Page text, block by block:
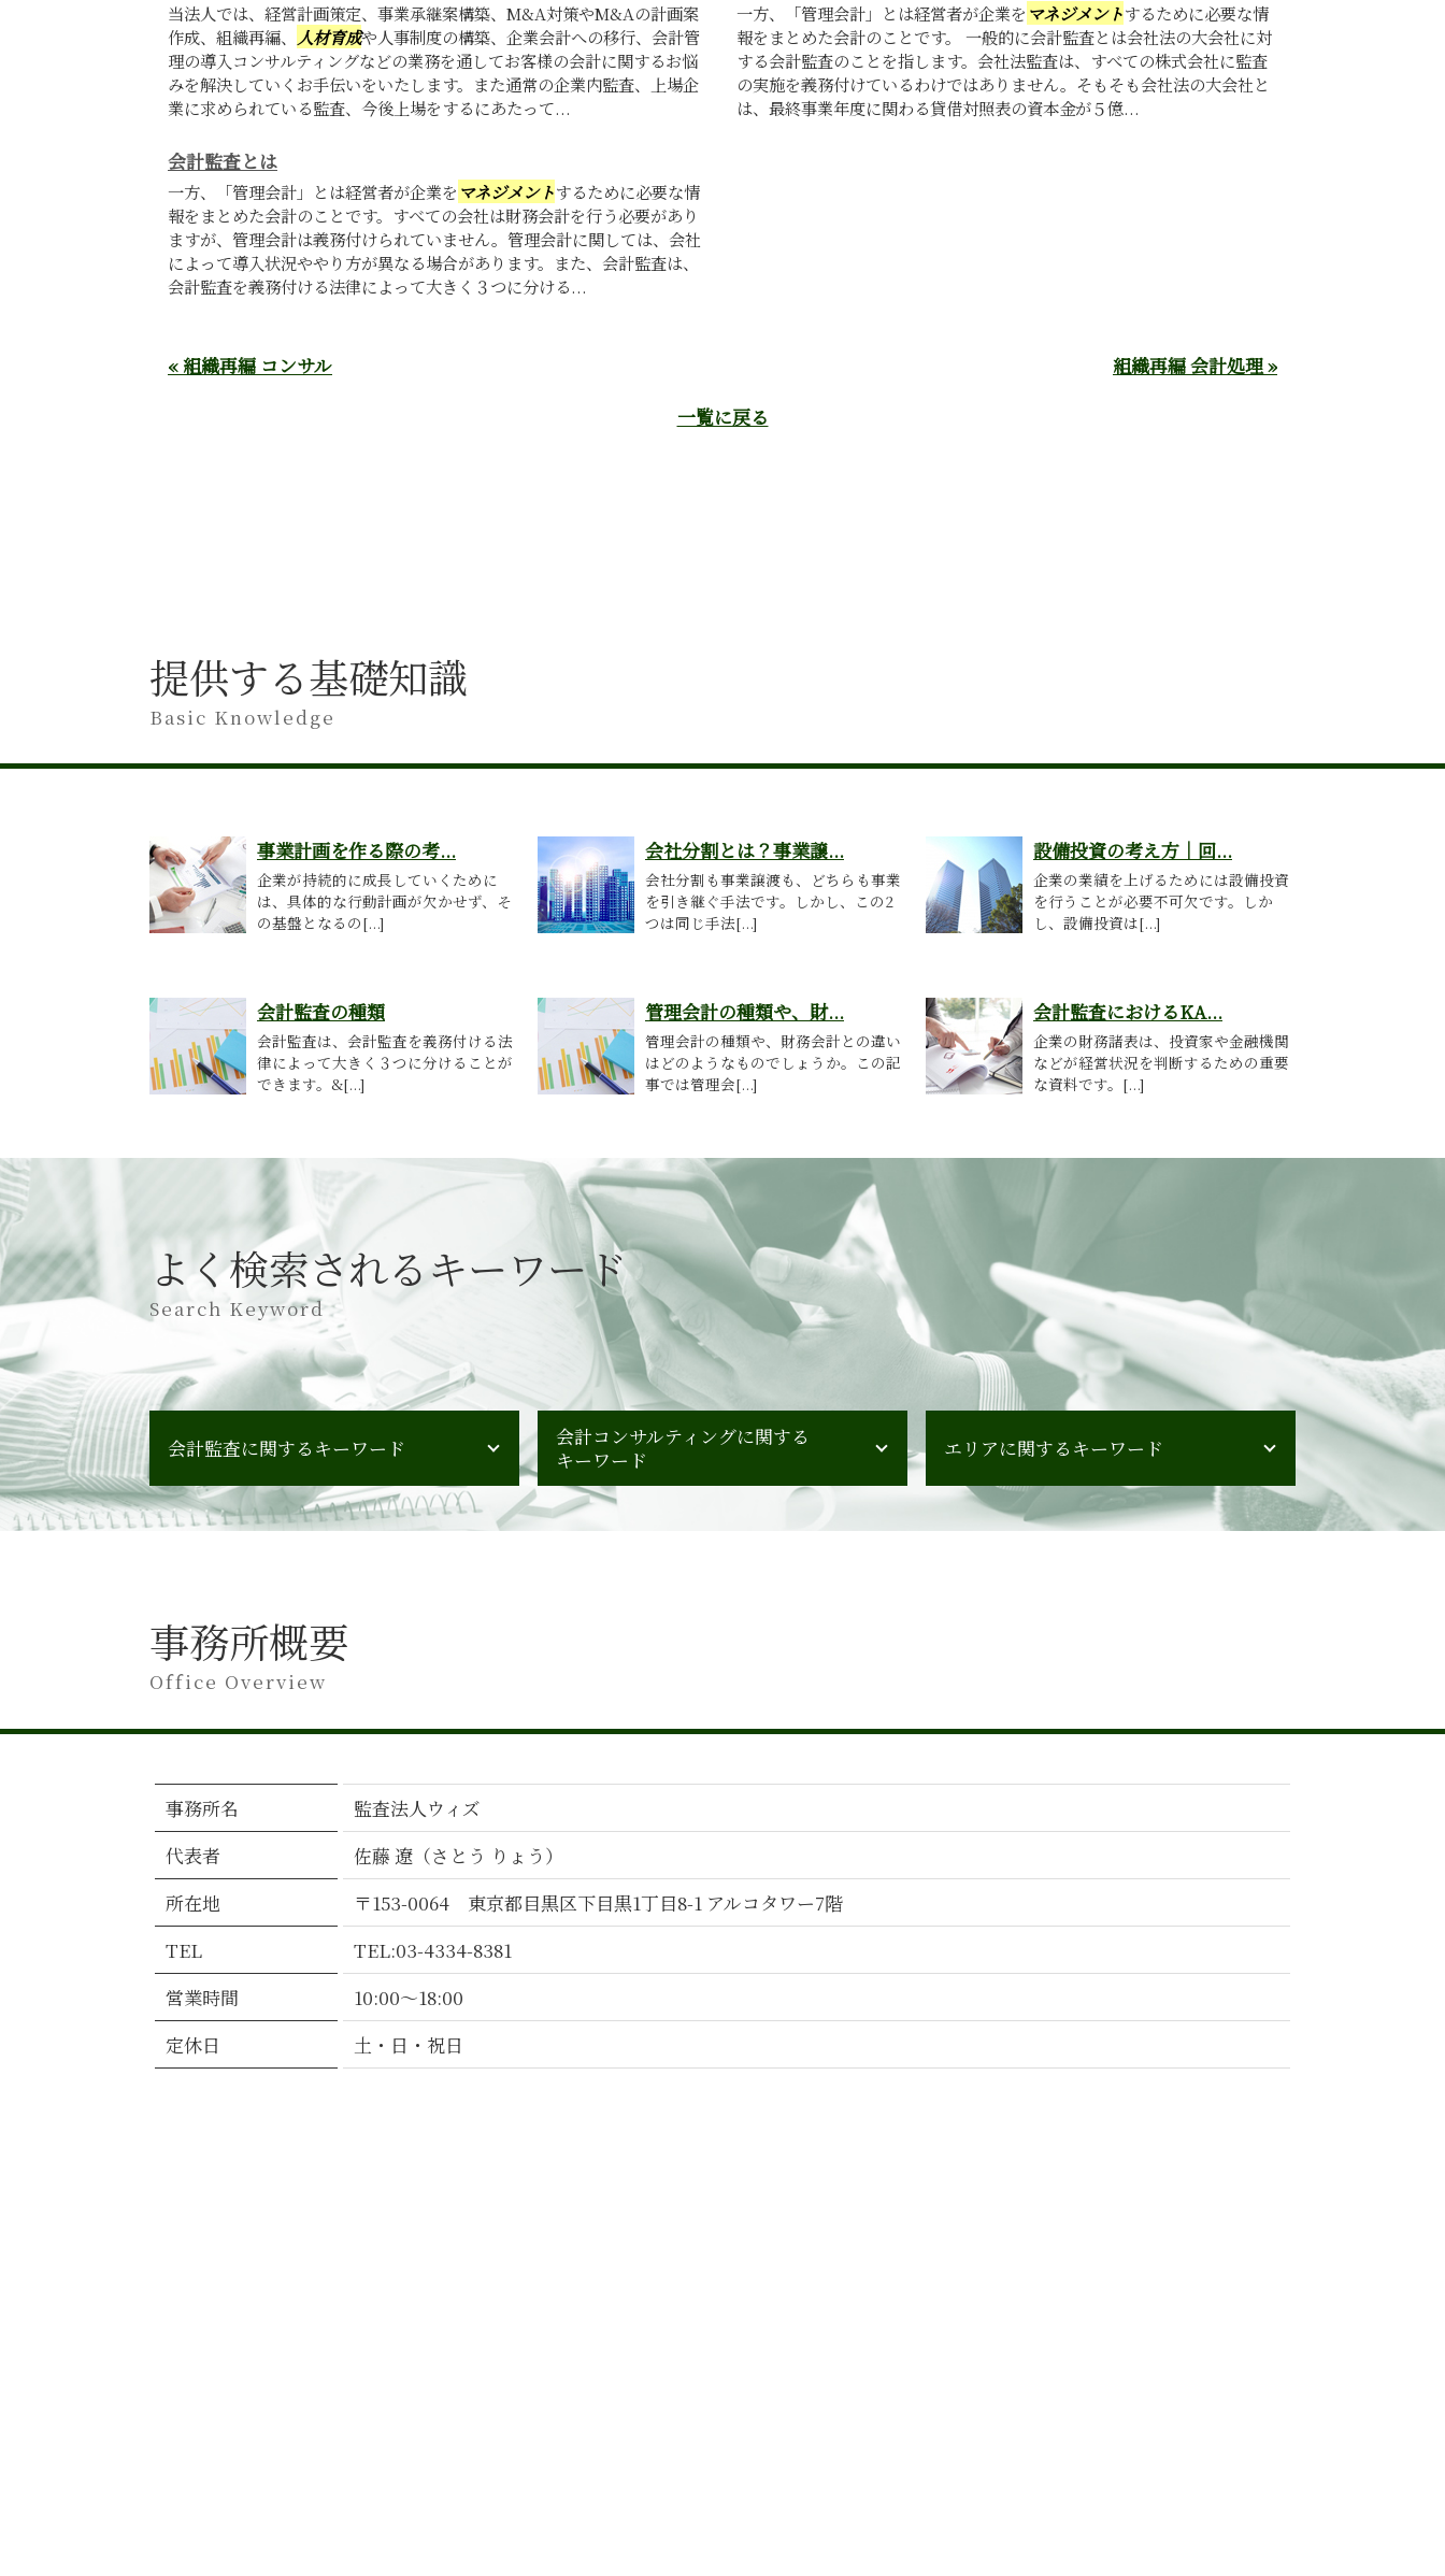
当法人では、経営計画策定、事業承継案構築、M&A対策やM&Aの計画案
作成、組織再編、
人材育成や人事制度の構築、企業会計への移行、会計管
理の導入コンサルティングなどの業務を通してお客様の会計に関するお悩
みを解決していくお手伝いをいたします。また通常の企業内監査、上場企
業に求められている監査、今後上場をするにあたって...
一方、「管理会計」とは経営者が企業を マネジメントするために必要な情
報をまとめた会計のことです。 一般的に会計監査とは会社法の大会社に対
する会計監査のことを指します。会社法監査は、すべての株式会社に監査
の実施を義務付けているわけではありません。そもそも会社法の大会社と
は、最終事業年度に関わる貸借対照表の資本金が５億...
会計監査とは
一方、「管理会計」とは経営者が企業を マネジメントするために必要な情
報をまとめた会計のことです。すべての会社は財務会計を行う必要があり
ますが、管理会計は義務付けられていません。管理会計に関しては、会社
によって導入状況ややり方が異なる場合があります。また、会計監査は、
会計監査を義務付ける法律によって大きく３つに分ける...
« 組織再編 コンサル
組織再編 会計処理 »
一覧に戻る
提供する基礎知識
Basic Knowledge
事業計画を作る際の考...
企業が持続的に成長していくために
は、具体的な行動計画が欠かせず、そ
の基盤となるの[...]
会社分割とは？事業譲...
会社分割も事業譲渡も、どちらも事業
を引き継ぐ手法です。しかし、この2
つは同じ手法[...]
設備投資の考え方｜回...
企業の業績を上げるためには設備投資
を行うことが必要不可欠です。しか
し、設備投資は[...]
会計監査の種類
会計監査は、会計監査を義務付ける法
律によって大きく３つに分けることが
できます。&[...]
管理会計の種類や、財...
管理会計の種類や、財務会計との違い
はどのようなものでしょうか。この記
事では管理会[...]
会計監査におけるKA...
企業の財務諸表は、投資家や金融機関
などが経営状況を判断するための重要
な資料です。[...]
よく検索されるキーワード
Search Keyword
会計監査に関するキーワード
会計監査 チェックポイント
会計監査 経理
会計監査 合わない
会計監査 進め方
会計監査 タイミング
会計監査人 任期
会計監査 義務
会計監査 受けること
監査 対応
会計監査とは
kam とは
会計監査 必要性
会計監査 方法
会計監査 内部統制監査 違い
会計監査 税務調査 違い
会計コンサルティングに関する
キーワード
組織再編 スケジュール
管理会計 導入
企業会計 売上 利益
人事制度構築 とは
人材育成 うまくいかない
事業承継 イメージ
組織再編 コンサル
管理会計 ポイント
エリアに関するキーワード
徳島県 会計監査
奈良県 会計監査
神奈川県 会計コンサルティング
富山県 会計コンサルティング
全国対応 会計コンサルティング
福島県 会計コンサルティング
京都府 会計監査
事務所概要
Office Overview
事務所名
監査法人ウィズ
代表者
佐藤 遼（さとう りょう）
所在地
〒153-0064 東京都目黒区下目黒1丁目8-1 アルコタワー7階
TEL
TEL:03-4334-8381
営業時間
10:00～18:00
定休日
土・日・祝日